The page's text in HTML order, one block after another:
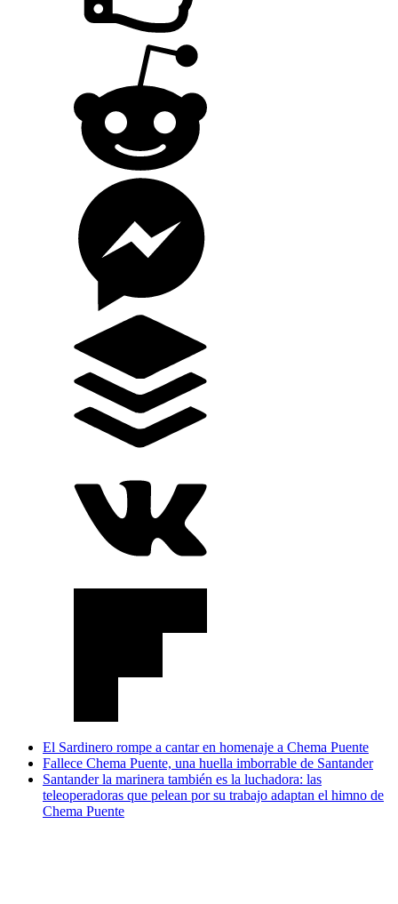
El Sardinero rompe a cantar en homenaje a Chema Puente
Fallece Chema Puente, una huella imborrable de Santander
Santander la marinera también es la luchadora: las
teleoperadoras que pelean por su trabajo adaptan el himno de
Chema Puente